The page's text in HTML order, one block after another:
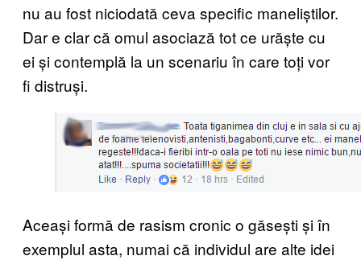
nu au fost niciodată ceva specific maneliștilor.
Dar e clar că omul asociază tot ce urăște cu
ei și contemplă la un scenariu în care toți vor
fi distruși.
Aceași formă de rasism cronic o găsești și în
exemplul asta, numai că individul are alte idei